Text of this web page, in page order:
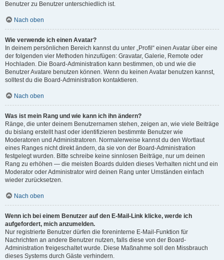
Benutzer zu Benutzer unterschiedlich ist.
Nach oben
Wie verwende ich einen Avatar?
In deinem persönlichen Bereich kannst du unter „Profil“ einen Avatar über eine
der folgenden vier Methoden hinzufügen: Gravatar, Galerie, Remote oder
Hochladen. Die Board-Administration kann bestimmen, ob und wie die
Benutzer Avatare benutzen können. Wenn du keinen Avatar benutzen kannst,
solltest du die Board-Administration kontaktieren.
Nach oben
Was ist mein Rang und wie kann ich ihn ändern?
Ränge, die unter deinem Benutzernamen stehen, zeigen an, wie viele Beiträge
du bislang erstellt hast oder identifizieren bestimmte Benutzer wie
Moderatoren und Administratoren. Normalerweise kannst du den Wortlaut
eines Ranges nicht direkt ändern, da sie von der Board-Administration
festgelegt wurden. Bitte schreibe keine sinnlosen Beiträge, nur um deinen
Rang zu erhöhen — die meisten Boards dulden dieses Verhalten nicht und ein
Moderator oder Administrator wird deinen Rang unter Umständen einfach
wieder zurücksetzen.
Nach oben
Wenn ich bei einem Benutzer auf den E-Mail-Link klicke, werde ich
aufgefordert, mich anzumelden.
Nur registrierte Benutzer dürfen die foreninterne E-Mail-Funktion für
Nachrichten an andere Benutzer nutzen, falls diese von der Board-
Administration freigeschaltet wurde. Diese Maßnahme soll den Missbrauch
dieses Systems durch Gäste verhindern.